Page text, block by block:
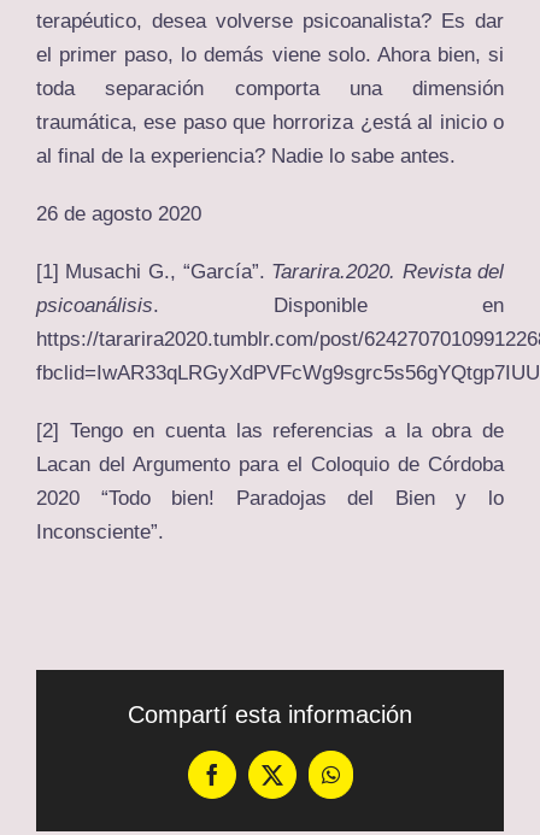
terapéutico, desea volverse psicoanalista? Es dar
el primer paso, lo demás viene solo. Ahora bien, si
toda separación comporta una dimensión
traumática, ese paso que horroriza ¿está al inicio o
al final de la experiencia? Nadie lo sabe antes.
26 de agosto 2020
[1] Musachi G., “García”. Tararira.2020. Revista del
psicoanálisis. Disponible en
https://tararira2020.tumblr.com/post/
[2] Tengo en cuenta las referencias a la obra de
Lacan del Argumento para el Coloquio de Córdoba
2020 “Todo bien! Paradojas del Bien y lo
Inconsciente”.
Compartí esta información
Facebook
X WhatsApp